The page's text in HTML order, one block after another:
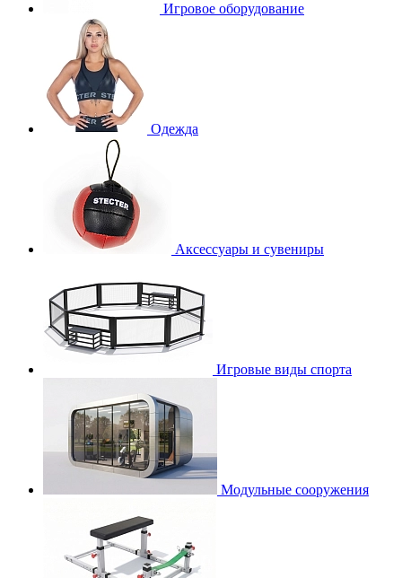
Игровое оборудование
Одежда
Аксессуары и сувениры
Игровые виды спорта
Модульные сооружения